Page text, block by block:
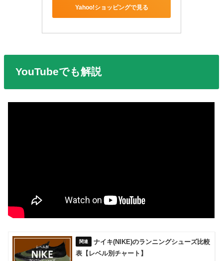
Yahoo!ショッピングで見る
YouTubeでも解説
ナイキ(NIKE)のランニングシューズ比較
表【レベル別チャート】